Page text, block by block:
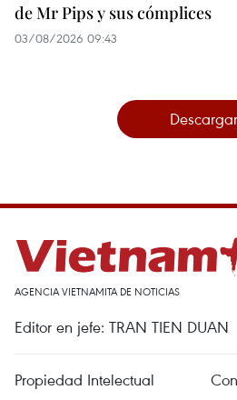
de Mr Pips y sus cómplices
03/08/2026 09:43
Descargar
AGENCIA VIETNAMITA DE NOTICIAS
Editor en jefe: TRAN TIEN DUAN
Propiedad Intelectual